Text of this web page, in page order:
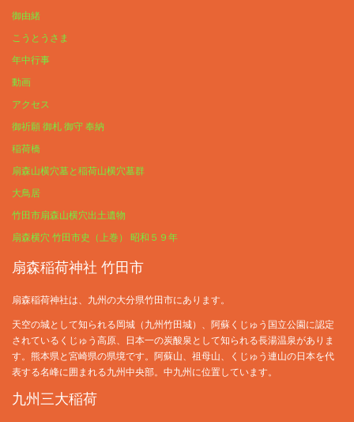
御由緒
こうとうさま
年中行事
動画
アクセス
御祈願 御札 御守 奉納
稲荷橋
扇森山横穴墓と稲荷山横穴墓群
大鳥居
竹田市扇森山横穴出土遺物
扇森横穴 竹田市史（上巻） 昭和５９年
扇森稲荷神社 竹田市
扇森稲荷神社は、九州の大分県竹田市にあります。
天空の城として知られる岡城（九州竹田城）、阿蘇くじゅう国立公園に認定
されているくじゅう高原、日本一の炭酸泉として知られる長湯温泉がありま
す。熊本県と宮崎県の県境です。阿蘇山、祖母山、くじゅう連山の日本を代
表する名峰に囲まれる九州中央部。中九州に位置しています。
九州三大稲荷